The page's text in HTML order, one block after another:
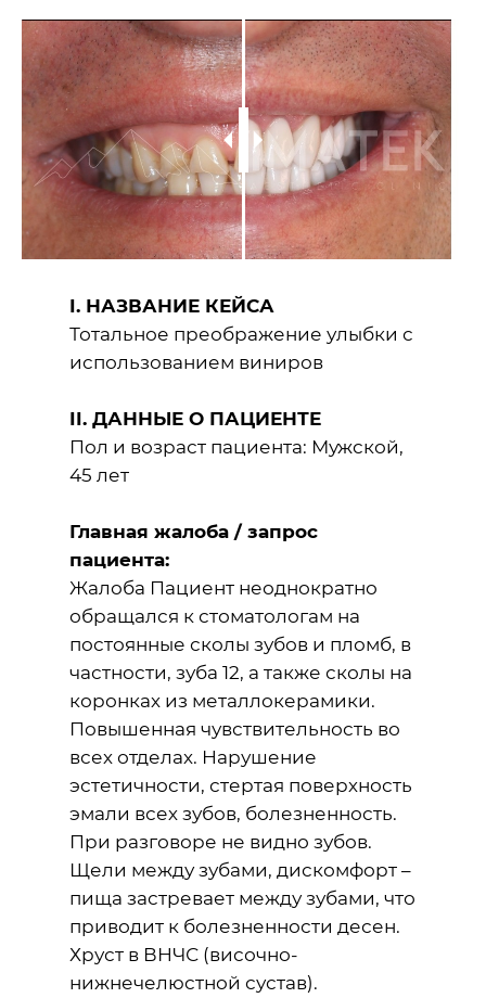
I. НАЗВАНИЕ КЕЙСА
Тотальное преображение улыбки с
использованием виниров
II. ДАННЫЕ О ПАЦИЕНТЕ
Пол и возраст пациента: Мужской,
45 лет
Главная жалоба / запрос
пациента:
Жалоба Пациент неоднократно
обращался к стоматологам на
постоянные сколы зубов и пломб, в
частности, зуба 12, а также сколы на
коронках из металлокерамики.
Повышенная чувствительность во
всех отделах. Нарушение
эстетичности, стертая поверхность
эмали всех зубов, болезненность.
При разговоре не видно зубов.
Щели между зубами, дискомфорт –
пища застревает между зубами, что
приводит к болезненности десен.
Хруст в ВНЧС (височно-
нижнечелюстной сустав).